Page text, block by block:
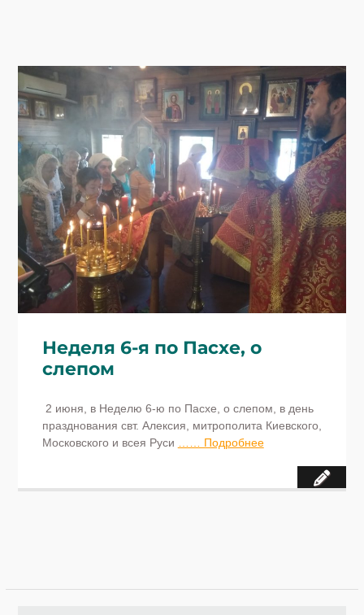
Неделя 6-я по Пасхе, о
слепом
2 июня, в Неделю 6-ю по Пасхе, о слепом, в день
празднования свт. Алексия, митрополита Киевского,
Московского и всея Руси
…… Подробнее